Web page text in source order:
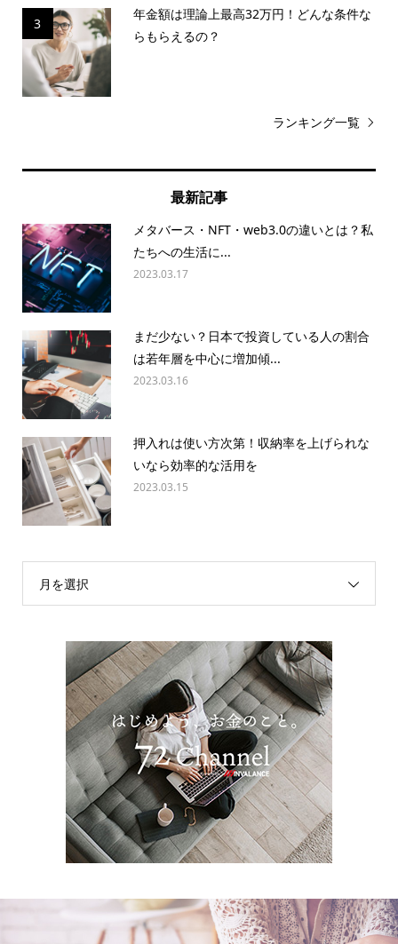
3
年金額は理論上最高32万円！どんな条件な
らもらえるの？
ランキング一覧
最新記事
メタバース・NFT・web3.0の違いとは？私
たちへの生活に...
2023.03.17
まだ少ない？日本で投資している人の割合
は若年層を中心に増加傾...
2023.03.16
押入れは使い方次第！収納率を上げられな
いなら効率的な活用を
2023.03.15
月を選択